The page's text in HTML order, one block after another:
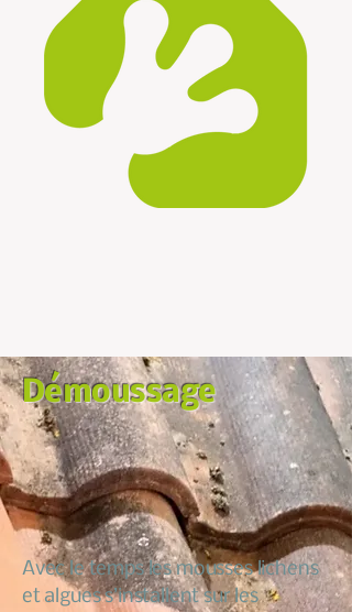
Démoussage
Avec le temps les mousses lichens
et algues s’installent sur les